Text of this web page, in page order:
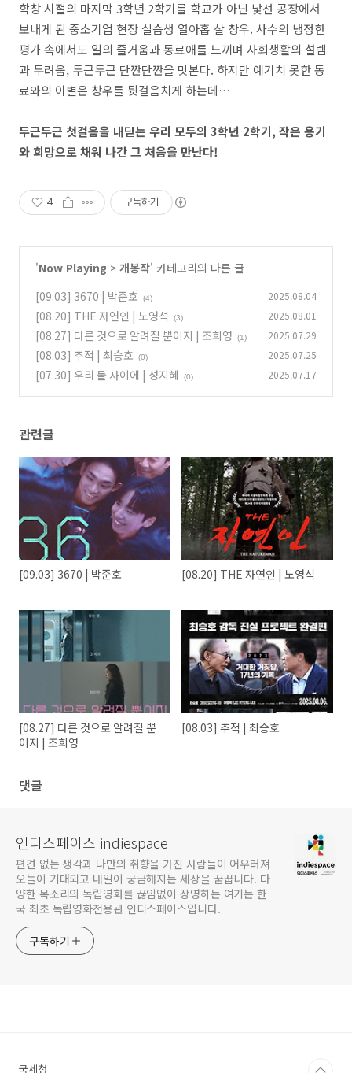
학창 시절의 마지막 3학년 2학기를 학교가 아닌 낯선 공장에서
보내게 된 중소기업 현장 실습생 열아홉 살 창우. 사수의 냉정한
평가 속에서도 일의 즐거움과 동료애를 느끼며 사회생활의 설렘
과 두려움, 두근두근 단짠단짠을 맛본다. 하지만 예기치 못한 동
료와의 이별은 창우를 뒷걸음치게 하는데…
두근두근 첫걸음을 내딛는 우리 모두의 3학년 2학기, 작은 용기
와 희망으로 채워 나간 그 처음을 만난다!
4 구독하기
'Now Playing > 개봉작' 카테고리의 다른 글
[09.03] 3670 | 박준호
(4) 2025.08.04
[08.20] THE 자연인 | 노영석 (3) 2025.08.01
[08.27] 다른 것으로 알려질 뿐이지 | 조희영 (1) 2025.07.29
[08.03] 추적 | 최승호 (0) 2025.07.25
[07.30] 우리 둘 사이에 | 성지혜 (0) 2025.07.17
관련글
[09.03] 3670 | 박준호 [08.20] THE 자연인 | 노영석
[08.27] 다른 것으로 알려질 뿐
이지 | 조희영
[08.03] 추적 | 최승호
댓글
인디스페이스 indiespace
편견 없는 생각과 나만의 취향을 가진 사람들이 어우러져
오늘이 기대되고 내일이 궁금해지는 세상을 꿈꿉니다. 다
양한 목소리의 독립영화를 끊임없이 상영하는 여기는 한
국 최초 독립영화전용관 인디스페이스입니다.
구독하기
국세청